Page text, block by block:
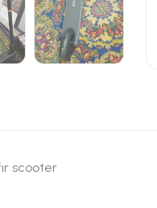
scooter